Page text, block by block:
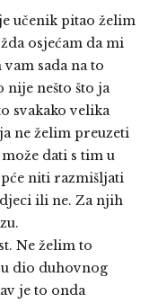
učenik pitao želim
osjećam da mi
sada na to
nešto što ja
svakako velika
ne želim preuzeti
dati s tim u
niti razmišljati
ili ne. Za njih
Ne želim to
dio duhovnog
je to onda